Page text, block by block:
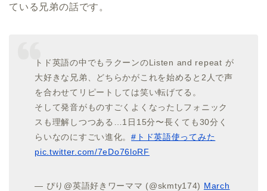
ている兄弟の話です。
トド英語の中でもラクーンのListen and repeat が
大好きな兄弟、どちらかがこれを始めると2人で声
を合わせてリピートしては笑い転げてる。
そして発音がものすごくよくなったしフォニック
スも理解しつつある…1日15分〜長くても30分く
らいなのにすごい進化。#トド英語使ってみた
pic.twitter.com/7eDo76loRF
— ぴり@英語好きワーママ (@skmty174) March